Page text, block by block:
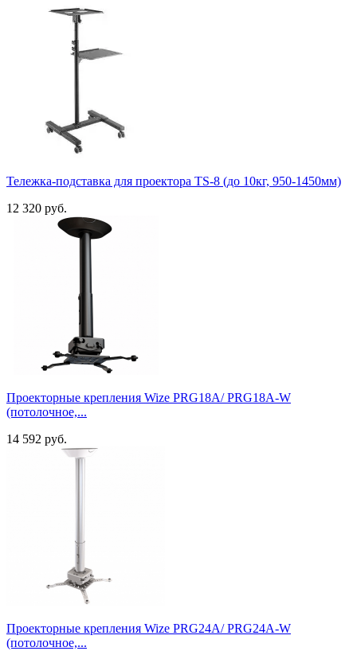
Тележка-подставка для проектора TS-8 (до 10кг, 950-1450мм)
12 320 руб.
Проекторные крепления Wize PRG18A/ PRG18A-W
(потолочное,...
14 592 руб.
Проекторные крепления Wize PRG24A/ PRG24A-W
(потолочное,...